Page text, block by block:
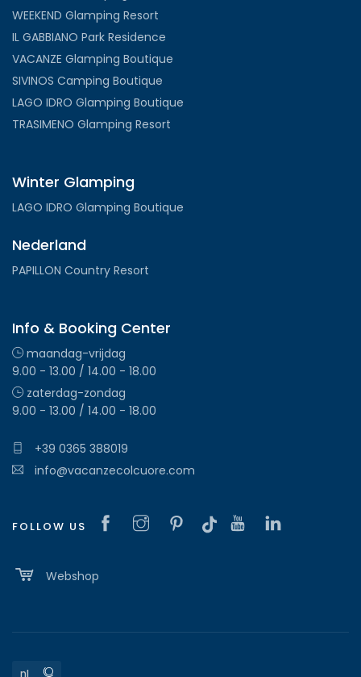
WEEKEND Glamping Resort
IL GABBIANO Park Residence
VACANZE Glamping Boutique
SIVINOS Camping Boutique
LAGO IDRO Glamping Boutique
TRASIMENO Glamping Resort
Winter Glamping
LAGO IDRO Glamping Boutique
Nederland
PAPILLON Country Resort
Info & Booking Center
maandag-vrijdag
9.00 - 13.00 / 14.00 - 18.00
zaterdag-zondag
9.00 - 13.00 / 14.00 - 18.00
+39 0365 388019
info@vacanzecolcuore.com
FOLLOW US
Webshop